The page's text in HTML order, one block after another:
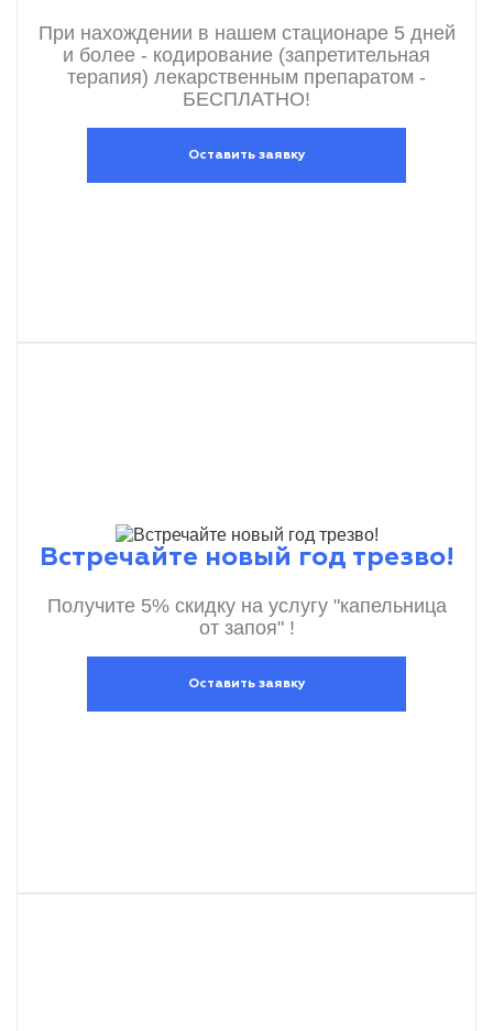
При нахождении в нашем стационаре 5 дней
и более - кодирование (запретительная
терапия) лекарственным препаратом -
БЕСПЛАТНО!
Оставить заявку
Встречайте новый год трезво!
Получите 5% скидку на услугу "капельница
от запоя" !
Оставить заявку